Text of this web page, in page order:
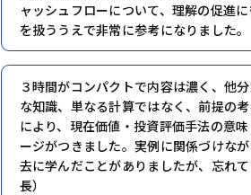
ャッシュフローについて、理解の促進
を扱ううえで非常に参考になりました
３時間がコンパクトで内容は濃く、他
な知識、単なる計算ではなく、前提の
により、現在価値・投資評価手法の意
ージがつきました。実例に関係づけな
去に学んだことがありましたが、忘れ
長）